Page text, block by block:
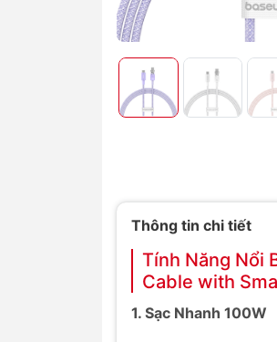
Thông tin chi tiết
Tính Năng Nổi
Cable with
1. Sạc Nhanh 100W